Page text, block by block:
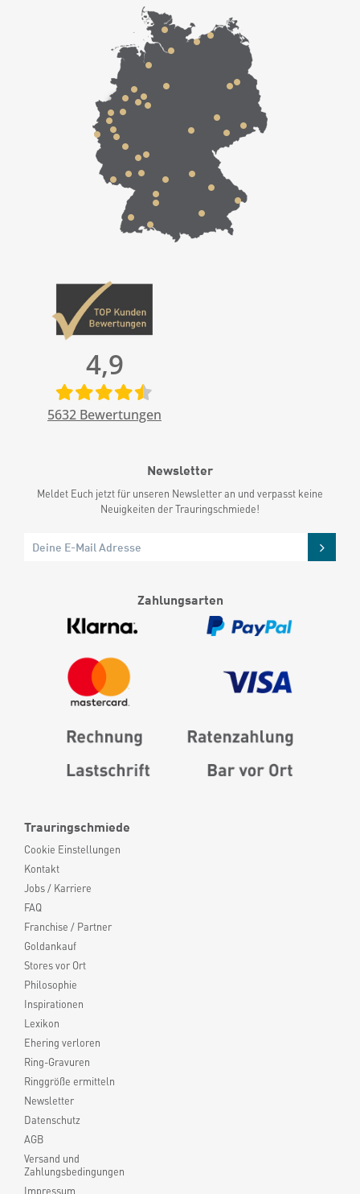
Trauringschmiede
Cookie Einstellungen
Kontakt
Jobs / Karriere
FAQ
Franchise / Partner
Goldankauf
Stores vor Ort
Philosophie
Inspirationen
Lexikon
Ehering verloren
Ring-Gravuren
Ringgröße ermitteln
Newsletter
Datenschutz
AGB
Versand und
Zahlungsbedingungen
Impressum
4,9
5632 Bewertungen
Newsletter
Meldet Euch jetzt für unseren Newsletter an und verpasst keine
Neuigkeiten der Trauringschmiede!
Zahlungsarten